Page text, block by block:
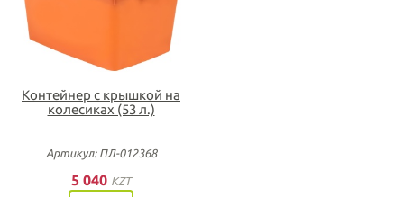
Контейнер с крышкой на
колесиках (53 л.)
Артикул: ПЛ-012368
5 040 KZT